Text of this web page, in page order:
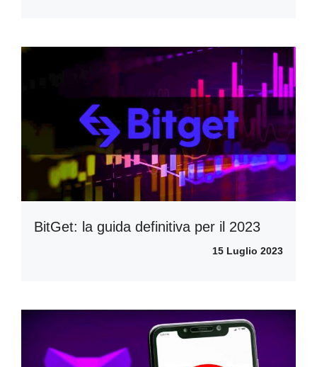
BitGet: la guida definitiva per il 2023
15 Luglio 2023